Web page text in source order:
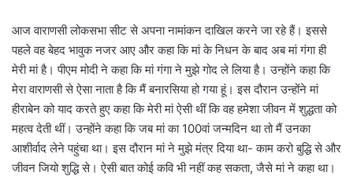
आज वाराणसी लोकसभा सीट से अपना नामांकन दाखिल करने जा रहे हैं। इससे
पहले वह बेहद भावुक नजर आए और कहा कि मां के निधन के बाद अब मां गंगा ही
मेरी मां है। पीएम मोदी ने कहा कि मां गंगा ने मुझे गोद ले लिया है। उन्होंने कहा कि
मेरा वाराणसी से ऐसा नाता है कि मैं बनारसिया हो गया हूं। इस दौरान उन्होंने मां
हीराबेन को याद करते हुए कहा कि मेरी मां ऐसी थीं कि वह हमेशा जीवन में शुद्धता को
महत्व देती थीं। उन्होंने कहा कि जब मां का 100वां जन्मदिन था तो मैं उनका
आशीर्वाद लेने पहुंचा था। इस दौरान मां ने मुझे मंत्र दिया था- काम करो बुद्धि से और
जीवन जियो शुद्धि से। ऐसी बात कोई कवि भी नहीं कह सकता, जैसे मां ने कहा था।